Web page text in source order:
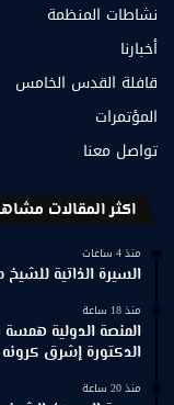
نشاطات المنظمة
أخبارنا
قافلة القدس الخامس
المؤتمرات
تواصل معنا
اكثر المقالات
منذ 4 ساعات
السيرة الذاتية
منذ 18 ساعة
المنصة الدولية همسة
الدكتورة إشرق كرونه
منذ 20 ساعة